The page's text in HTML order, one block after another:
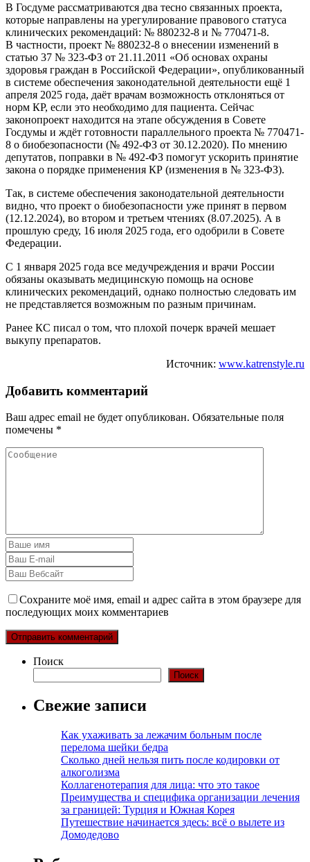
В Госдуме рассматриваются два тесно связанных проекта,
которые направлены на урегулирование правового статуса
клинических рекомендаций: № 880232-8 и № 770471-8.
В частности, проект № 880232-8 о внесении изменений в
статью 37 № 323-ФЗ от 21.11.2011 «Об основах охраны
здоровья граждан в Российской Федерации», опубликованный
в системе обеспечения законодательной деятельности ещё 1
апреля 2025 года, даёт врачам возможность отклоняться от
норм КР, если это необходимо для пациента. Сейчас
законопроект находится на этапе обсуждения в Совете
Госдумы и ждёт готовности параллельного проекта № 770471-
8 о биобезопасности (№ 492-ФЗ от 30.12.2020). По мнению
депутатов, поправки в № 492-ФЗ помогут ускорить принятие
закона о порядке применения КР (изменения в № 323-ФЗ).
Так, в системе обеспечения законодательной деятельности
видно, что проект о биобезопасности уже принят в первом
(12.12.2024), во втором и третьем чтениях (8.07.2025). А в
прошлую среду, 16 июля 2025 года, его одобрили в Совете
Федерации.
С 1 января 2025 года все медучреждения и врачи России
обязаны оказывать медицинскую помощь на основе
клинических рекомендаций, однако полностью следовать им
не представляется возможным по разным причинам.
Ранее КС писал о том, что плохой почерк врачей мешает
выкупу препаратов.
Источник: www.katrenstyle.ru
Добавить комментарий
Ваш адрес email не будет опубликован. Обязательные поля
помечены *
Сохраните моё имя, email и адрес сайта в этом браузере для
последующих моих комментариев
Поиск
Поиск
Свежие записи
Как ухаживать за лежачим больным после
перелома шейки бедра
Сколько дней нельзя пить после кодировки от
алкоголизма
Коллагенотерапия для лица: что это такое
Преимущества и специфика организации лечения
за границей: Турция и Южная Корея
Путешествие начинается здесь: всё о вылете из
Домодедово